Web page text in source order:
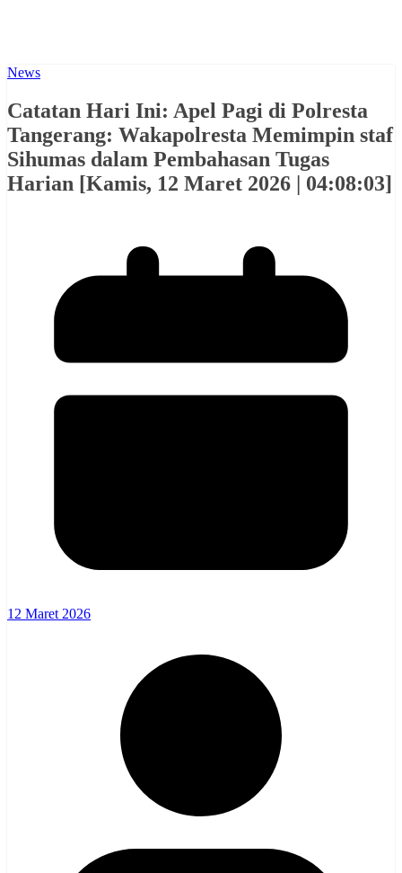
News
Catatan Hari Ini: Apel Pagi di Polresta
Tangerang: Wakapolresta Memimpin staf
Sihumas dalam Pembahasan Tugas
Harian [Kamis, 12 Maret 2026 | 04:08:03]
12 Maret 2026